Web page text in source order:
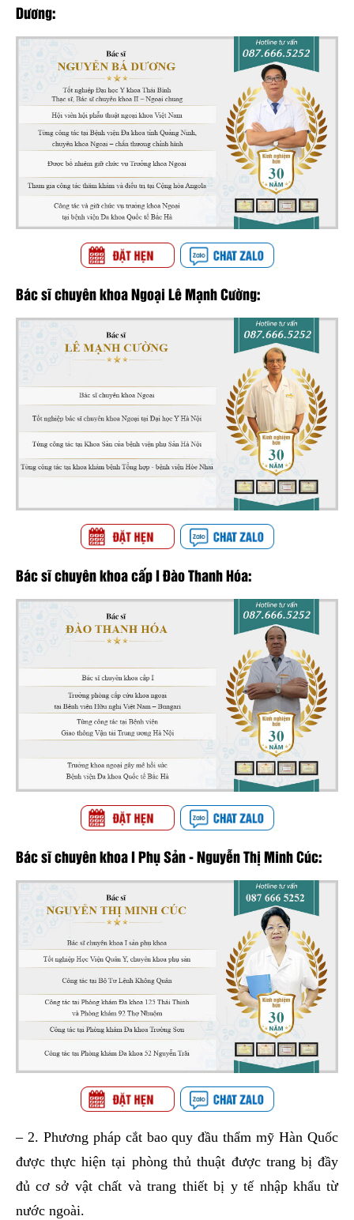
Dương:
Bác sĩ chuyên khoa Ngoại Lê Mạnh Cường:
Bác sĩ chuyên khoa cấp I Đào Thanh Hóa:
Bác sĩ chuyên khoa I Phụ Sản - Nguyễn Thị Minh Cúc:
– 2. Phương pháp cắt bao quy đầu thẩm mỹ Hàn Quốc
được thực hiện tại phòng thủ thuật được trang bị đầy
đủ cơ sở vật chất và trang thiết bị y tế nhập khẩu từ
nước ngoài.